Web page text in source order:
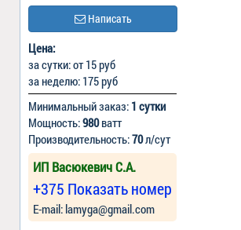
Написать
Цена:
за сутки: от 15 руб
за неделю: 175 руб
Минимальный заказ: 1 сутки
Мощность:980ватт
Производительность:70л/сут
ИП Васюкевич С.А.
+375 Показать номер
Е-mail: lamyga@gmail.com